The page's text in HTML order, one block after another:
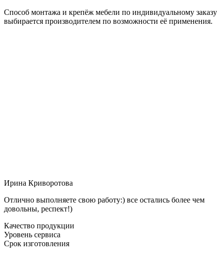
Способ монтажа и крепёж мебели по индивидуальному заказу
выбирается производителем по возможности её применения.
Ирина Криворотова
Отлично выполняете свою работу:) все остались более чем
довольны, респект!)
Качество продукции
Уровень сервиса
Срок изготовления